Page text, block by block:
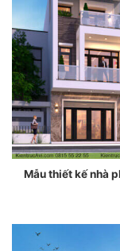
Mẫu thiết kế nhà